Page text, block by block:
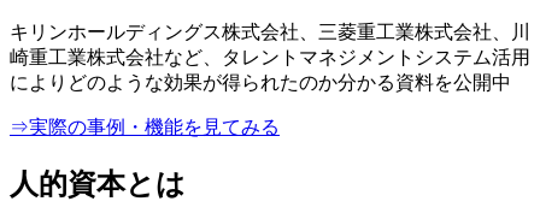
キリンホールディングス株式会社、三菱重工業株式会社、川
崎重工業株式会社など、タレントマネジメントシステム活用
によりどのような効果が得られたのか分かる資料を公開中
⇒実際の事例・機能を見てみる
人的資本とは